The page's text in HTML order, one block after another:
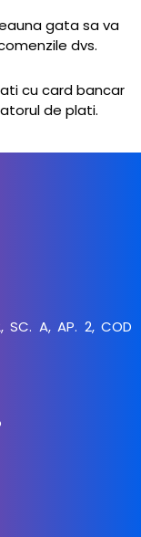
gata sa va
dvs.
cu card bancar
de plati.
SC. A, AP. 2, COD